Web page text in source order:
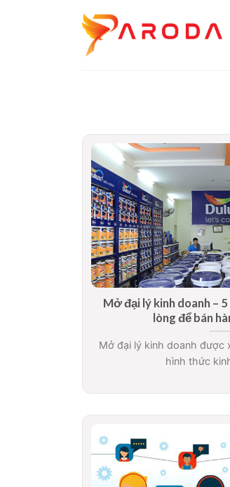
Mở đại lý kinh doanh –
lòng để bán
Mở đại lý kinh doanh được
hình thức